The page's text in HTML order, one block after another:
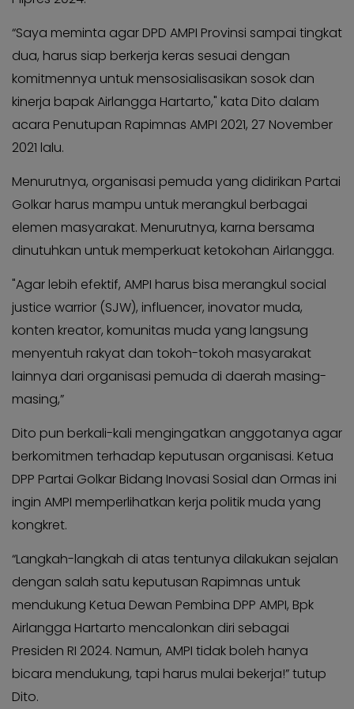
Kabar
Photo
KABAR
“Saya meminta agar DPD AMPI Provinsi sampai tingkat
dua, harus siap berkerja keras sesuai dengan
komitmennya untuk mensosialisasikan sosok dan
kinerja bapak Airlangga Hartarto," kata Dito dalam
acara Penutupan Rapimnas AMPI 2021, 27 November
2021 lalu.
Menurutnya, organisasi pemuda yang didirikan Partai
Golkar harus mampu untuk merangkul berbagai
elemen masyarakat. Menurutnya, karna bersama
dinutuhkan untuk memperkuat ketokohan Airlangga.
"Agar lebih efektif, AMPI harus bisa merangkul social
justice warrior (SJW), influencer, inovator muda,
konten kreator, komunitas muda yang langsung
menyentuh rakyat dan tokoh-tokoh masyarakat
lainnya dari organisasi pemuda di daerah masing-
masing,”
Dito pun berkali-kali mengingatkan anggotanya agar
berkomitmen terhadap keputusan organisasi. Ketua
DPP Partai Golkar Bidang Inovasi Sosial dan Ormas ini
ingin AMPI memperlihatkan kerja politik muda yang
kongkret.
“Langkah-langkah di atas tentunya dilakukan sejalan
dengan salah satu keputusan Rapimnas untuk
mendukung Ketua Dewan Pembina DPP AMPI, Bpk
Airlangga Hartarto mencalonkan diri sebagai
Presiden RI 2024. Namun, AMPI tidak boleh hanya
bicara mendukung, tapi harus mulai bekerja!” tutup
Dito.